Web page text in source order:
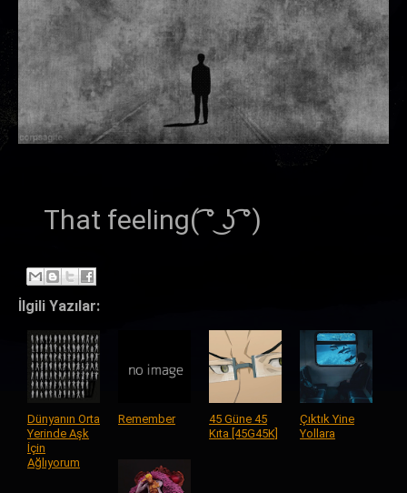
That feeling( ͡° ͜ʖ ͡°)
İlgili Yazılar:
Dünyanın Orta
Yerinde Aşk
İçin
Ağlıyorum
Remember
45 Güne 45
Kıta [45G45K]
Çıktık Yine
Yollara